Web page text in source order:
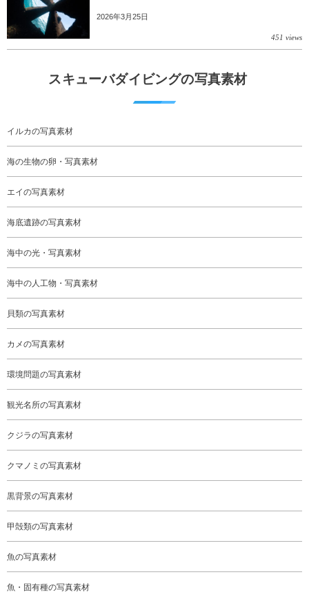
2026年3月25日
451 views
スキューバダイビングの写真素材
イルカの写真素材
海の生物の卵・写真素材
エイの写真素材
海底遺跡の写真素材
海中の光・写真素材
海中の人工物・写真素材
貝類の写真素材
カメの写真素材
環境問題の写真素材
観光名所の写真素材
クジラの写真素材
クマノミの写真素材
黒背景の写真素材
甲殻類の写真素材
魚の写真素材
魚・固有種の写真素材